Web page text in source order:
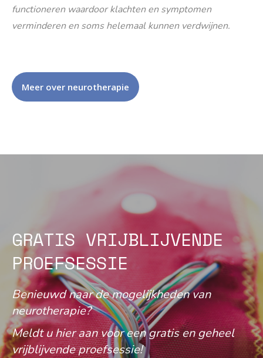
functioneren waardoor klachten en symptomen
verminderen en soms helemaal kunnen verdwijnen.
Meer over neurotherapie
GRATIS VRIJBLIJVENDE
PROEFSESSIE
Benieuwd naar de mogelijkheden van
neurotherapie?
Meldt u hier aan voor een gratis en geheel
vrijblijvende proefsessie!